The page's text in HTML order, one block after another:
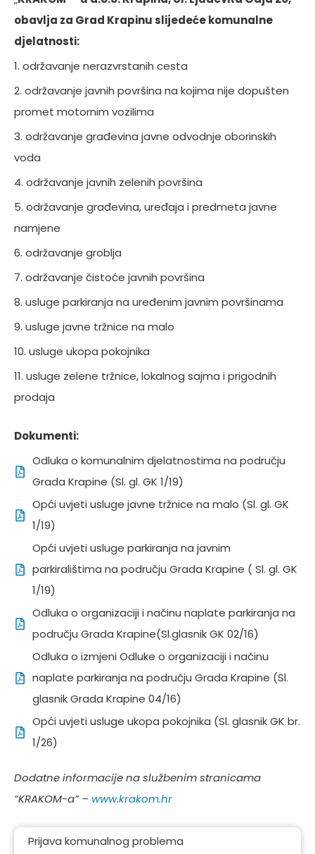
Prijava komunalnog problema
obavlja za Grad Krapinu slijedeće komunalne
djelatnosti:
1. održavanje nerazvrstanih cesta
2. održavanje javnih površina na kojima nije dopušten
promet motornim vozilima
3. održavanje građevina javne odvodnje oborinskih
voda
4. održavanje javnih zelenih površina
5. održavanje građevina, uređaja i predmeta javne
namjene
6. održavanje groblja
7. održavanje čistoće javnih površina
8. usluge parkiranja na uređenim javnim površinama
9. usluge javne tržnice na malo
10. usluge ukopa pokojnika
11. usluge zelene tržnice, lokalnog sajma i prigodnih
prodaja
Dokumenti:
Odluka o komunalnim djelatnostima na području
Grada Krapine (Sl. gl. GK 1/19)
Opći uvjeti usluge javne tržnice na malo (Sl. gl. GK
1/19)
Opći uvjeti usluge parkiranja na javnim
parkiralištima na području Grada Krapine ( Sl. gl. GK
1/19)
Odluka o organizaciji i načinu naplate parkiranja na
području Grada Krapine(Sl.glasnik GK 02/16)
Odluka o izmjeni Odluke o organizaciji i načinu
naplate parkiranja na području Grada Krapine (Sl.
glasnik Grada Krapine 04/16)
Opći uvjeti usluge ukopa pokojnika (Sl. glasnik GK br.
1/26)
Dodatne informacije na službenim stranicama
“KRAKOM-a” – www.krakom.hr